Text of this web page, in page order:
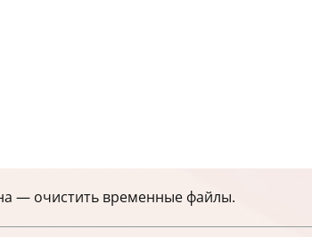
— очистить временные файлы.